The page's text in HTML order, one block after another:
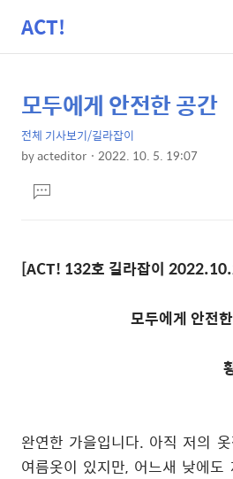
ACT!
상
세
컨
텐
츠
본
제
목
모두에게 안전한 공간
전체 기사보기/길라잡이
byacteditor 2022. 10. 5. 19:07
문댓
글
[ACT! 132호 길라잡이
모두에게 안전
완연한 가을입니다. 아직 저의
여름옷이 있지만, 어느새 낮에도